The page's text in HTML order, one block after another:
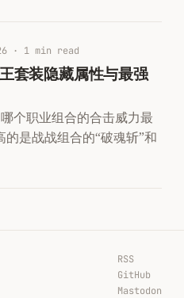
· 1 min read
套装隐藏属性与最强
个职业组合的合击威力最
是战战组合的“破魂斩”和
RSS
GitHub
Mastodon